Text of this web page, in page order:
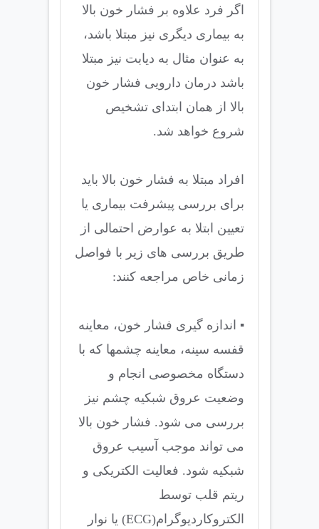
اگر فرد علاوه بر فشار خون بالا
به بیماری دیگری نیز مبتلا باشد،
به عنوان مثال به دیابت نیز مبتلا
باشد درمان دارویی فشار خون
بالا از همان ابتدای تشخیص
شروع خواهد شد.
افراد مبتلا به فشار خون بالا باید
برای بررسی پیشرفت بیماری یا
تعیین ابتلا به عوارض احتمالی از
طریق بررسی های زیر با فواصل
زمانی خاص مراجعه کنند:
▪ اندازه گیری فشار خون، معاینه
قفسه سینه، معاینه چشمها که با
دستگاه مخصوصی انجام و
وضعیت عروق شبکیه چشم نیز
بررسی می شود. فشار خون بالا
می تواند موجب آسیب عروق
شبکیه شود. فعالیت الکتریکی و
ریتم قلب توسط
الکتروکاردیوگرام(ECG) یا نوار